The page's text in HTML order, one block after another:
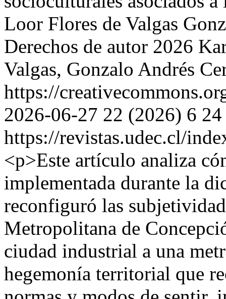
Loor Flores de Valgas
Derechos de autor 2026
Valgas, Gonzalo Andrés
https://
2026-06-27 22 (2026) 6 24
https://revistas.udec.cl/
<p>Este artículo analiza
implementada durante la
reconfiguró las
Metropolitana de
ciudad industrial a una
hegemonía territorial que